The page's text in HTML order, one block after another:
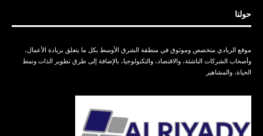
حولنا
موقع الريادي متخصص وموثوق في منطقة الشرق الأوسط بكل ما يتعلق بريادة الأعمال،
وأصحاب الشركات الناشئة، والاقتصاد، والتكنولوجيا، بالإضافة إلى طرق تطوير الذات ونمط
الحياة، والمشاهير